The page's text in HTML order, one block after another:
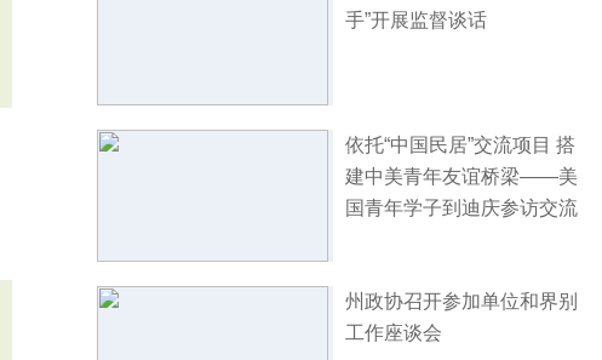
手”开展监督谈话
依托“中国民居”交流项目 搭
建中美青年友谊桥梁——美
国青年学子到迪庆参访交流
州政协召开参加单位和界别
工作座谈会